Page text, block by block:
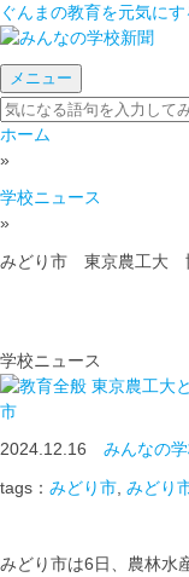
ぐんまの教育を元気に
メニュー
ホーム
»
学校ニュース
»
みどり市 東京農工大
学校ニュース
東京農工大
市
2024.12.16 みんなの
tags： みどり市 みどり
みどり市は6日、農林水